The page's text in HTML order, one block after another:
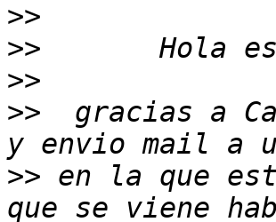
>>
>>
>>
>>
gracias a
>> en la que